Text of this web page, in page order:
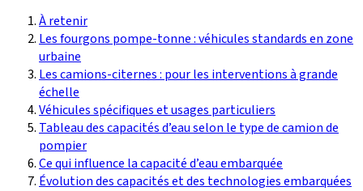
À retenir
Les fourgons pompe-tonne : véhicules standards en zone
urbaine
Les camions-citernes : pour les interventions à grande
échelle
Véhicules spécifiques et usages particuliers
Tableau des capacités d’eau selon le type de camion de
pompier
Ce qui influence la capacité d’eau embarquée
Évolution des capacités et des technologies embarquées